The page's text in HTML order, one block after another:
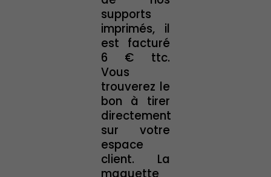
supports
imprimés, il
est facturé
6 € ttc.
Vous
trouverez le
bon à tirer
directement
sur votre
espace
client. La
maquette